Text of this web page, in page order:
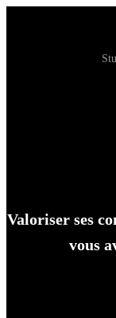
Valoriser ses
vous